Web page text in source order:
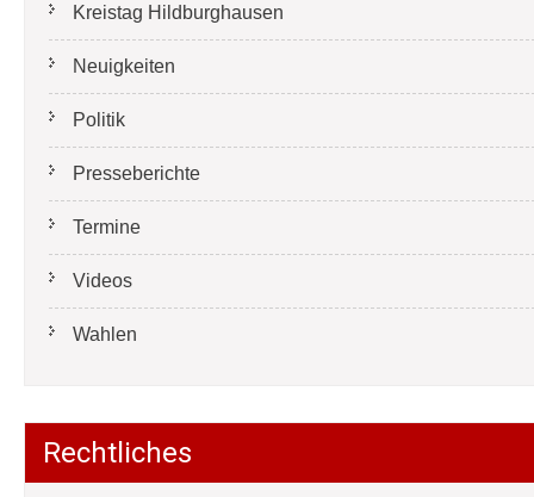
Kreistag Hildburghausen
Neuigkeiten
Politik
Presseberichte
Termine
Videos
Wahlen
Rechtliches